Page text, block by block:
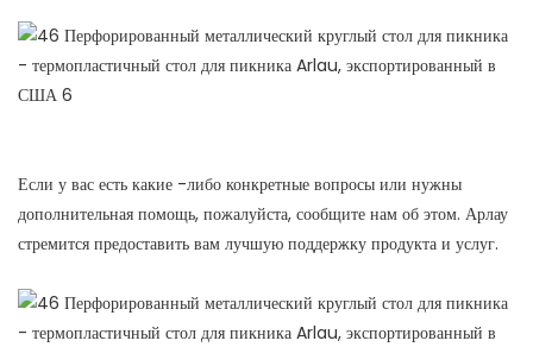
Если у вас есть какие -либо конкретные вопросы или нужны
дополнительная помощь, пожалуйста, сообщите нам об этом. Арлау
стремится предоставить вам лучшую поддержку продукта и услуг.